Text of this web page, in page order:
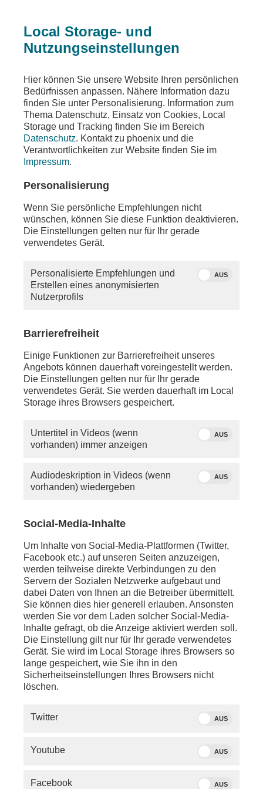
SERVICE
Local Storage- und
Nutzungseinstellungen
Hier können Sie unsere Website Ihren persönlichen
Bedürfnissen anpassen. Nähere Information dazu
finden Sie unter Personalisierung. Information zum
Thema Datenschutz, Einsatz von Cookies, Local
Storage und Tracking finden Sie im Bereich
Datenschutz. Kontakt zu phoenix und die
Verantwortlichkeiten zur Website finden Sie im
Impressum.
Personalisierung
Wenn Sie persönliche Empfehlungen nicht
wünschen, können Sie diese Funktion deaktivieren.
Die Einstellungen gelten nur für Ihr gerade
verwendetes Gerät.
Personalisierte Empfehlungen und
Erstellen eines anonymisierten
Nutzerprofils
AUS
Barrierefreiheit
Einige Funktionen zur Barrierefreiheit unseres
Angebots können dauerhaft voreingestellt werden.
Die Einstellungen gelten nur für Ihr gerade
verwendetes Gerät. Sie werden dauerhaft im Local
Storage ihres Browsers gespeichert.
Untertitel in Videos (wenn
vorhanden) immer anzeigen
AUS
Audiodeskription in Videos (wenn
vorhanden) wiedergeben
AUS
Social-Media-Inhalte
Um Inhalte von Social-Media-Plattformen (Twitter,
Facebook etc.) auf unseren Seiten anzuzeigen,
werden teilweise direkte Verbindungen zu den
Servern der Sozialen Netzwerke aufgebaut und
dabei Daten von Ihnen an die Betreiber übermittelt.
Sie können dies hier generell erlauben. Ansonsten
werden Sie vor dem Laden solcher Social-Media-
Inhalte gefragt, ob die Anzeige aktiviert werden soll.
Die Einstellung gilt nur für Ihr gerade verwendetes
Gerät. Sie wird im Local Storage ihres Browsers so
lange gespeichert, wie Sie ihn in den
Sicherheitseinstellungen Ihres Browsers nicht
löschen.
Twitter AUS
Youtube AUS
Facebook AUS